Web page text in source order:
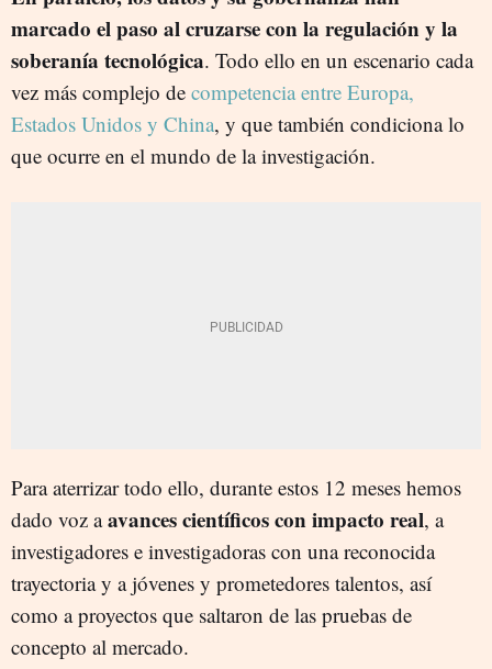
marcado el paso al cruzarse con la regulación y la
soberanía tecnológica. Todo ello en un escenario cada
vez más complejo de competencia entre Europa,
Estados Unidos y China, y que también condiciona lo
que ocurre en el mundo de la investigación.
Para aterrizar todo ello, durante estos 12 meses hemos
dado voz aavances científicos con impacto real, a
investigadores e investigadoras con una reconocida
trayectoria y a jóvenes y prometedores talentos, así
como a proyectos que saltaron de las pruebas de
concepto al mercado.